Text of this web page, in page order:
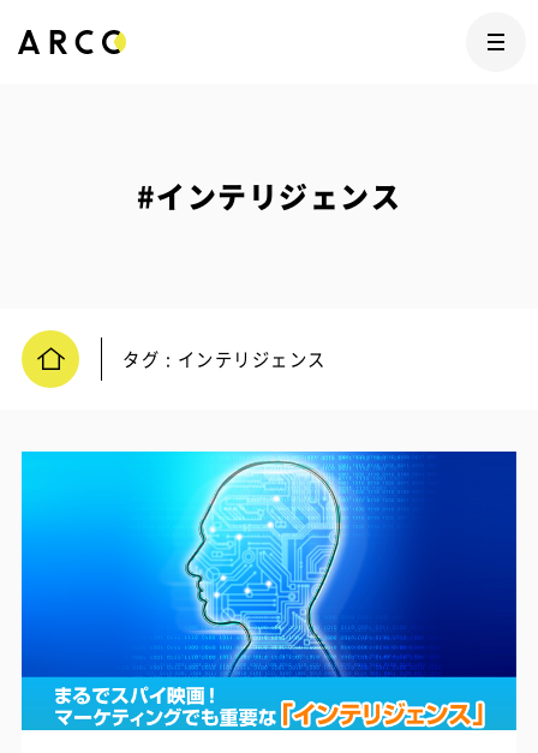
#インテリジェンス
タグ : インテリジェンス